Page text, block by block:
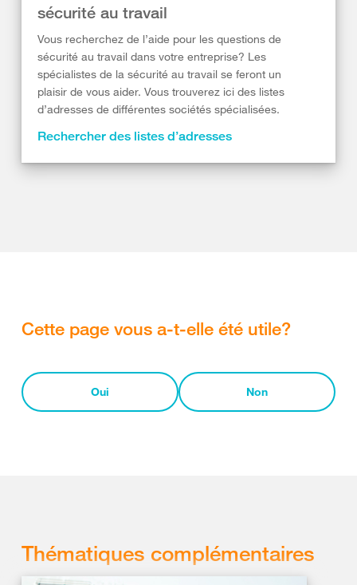
sécurité au travail
Vous recherchez de l’aide pour les questions de
sécurité au travail dans votre entreprise? Les
spécialistes de la sécurité au travail se feront un
plaisir de vous aider. Vous trouverez ici des listes
d’adresses de différentes sociétés spécialisées.
Rechercher des listes d’adresses
Cette page vous a-t-elle été utile?
Oui Non
Thématiques complémentaires